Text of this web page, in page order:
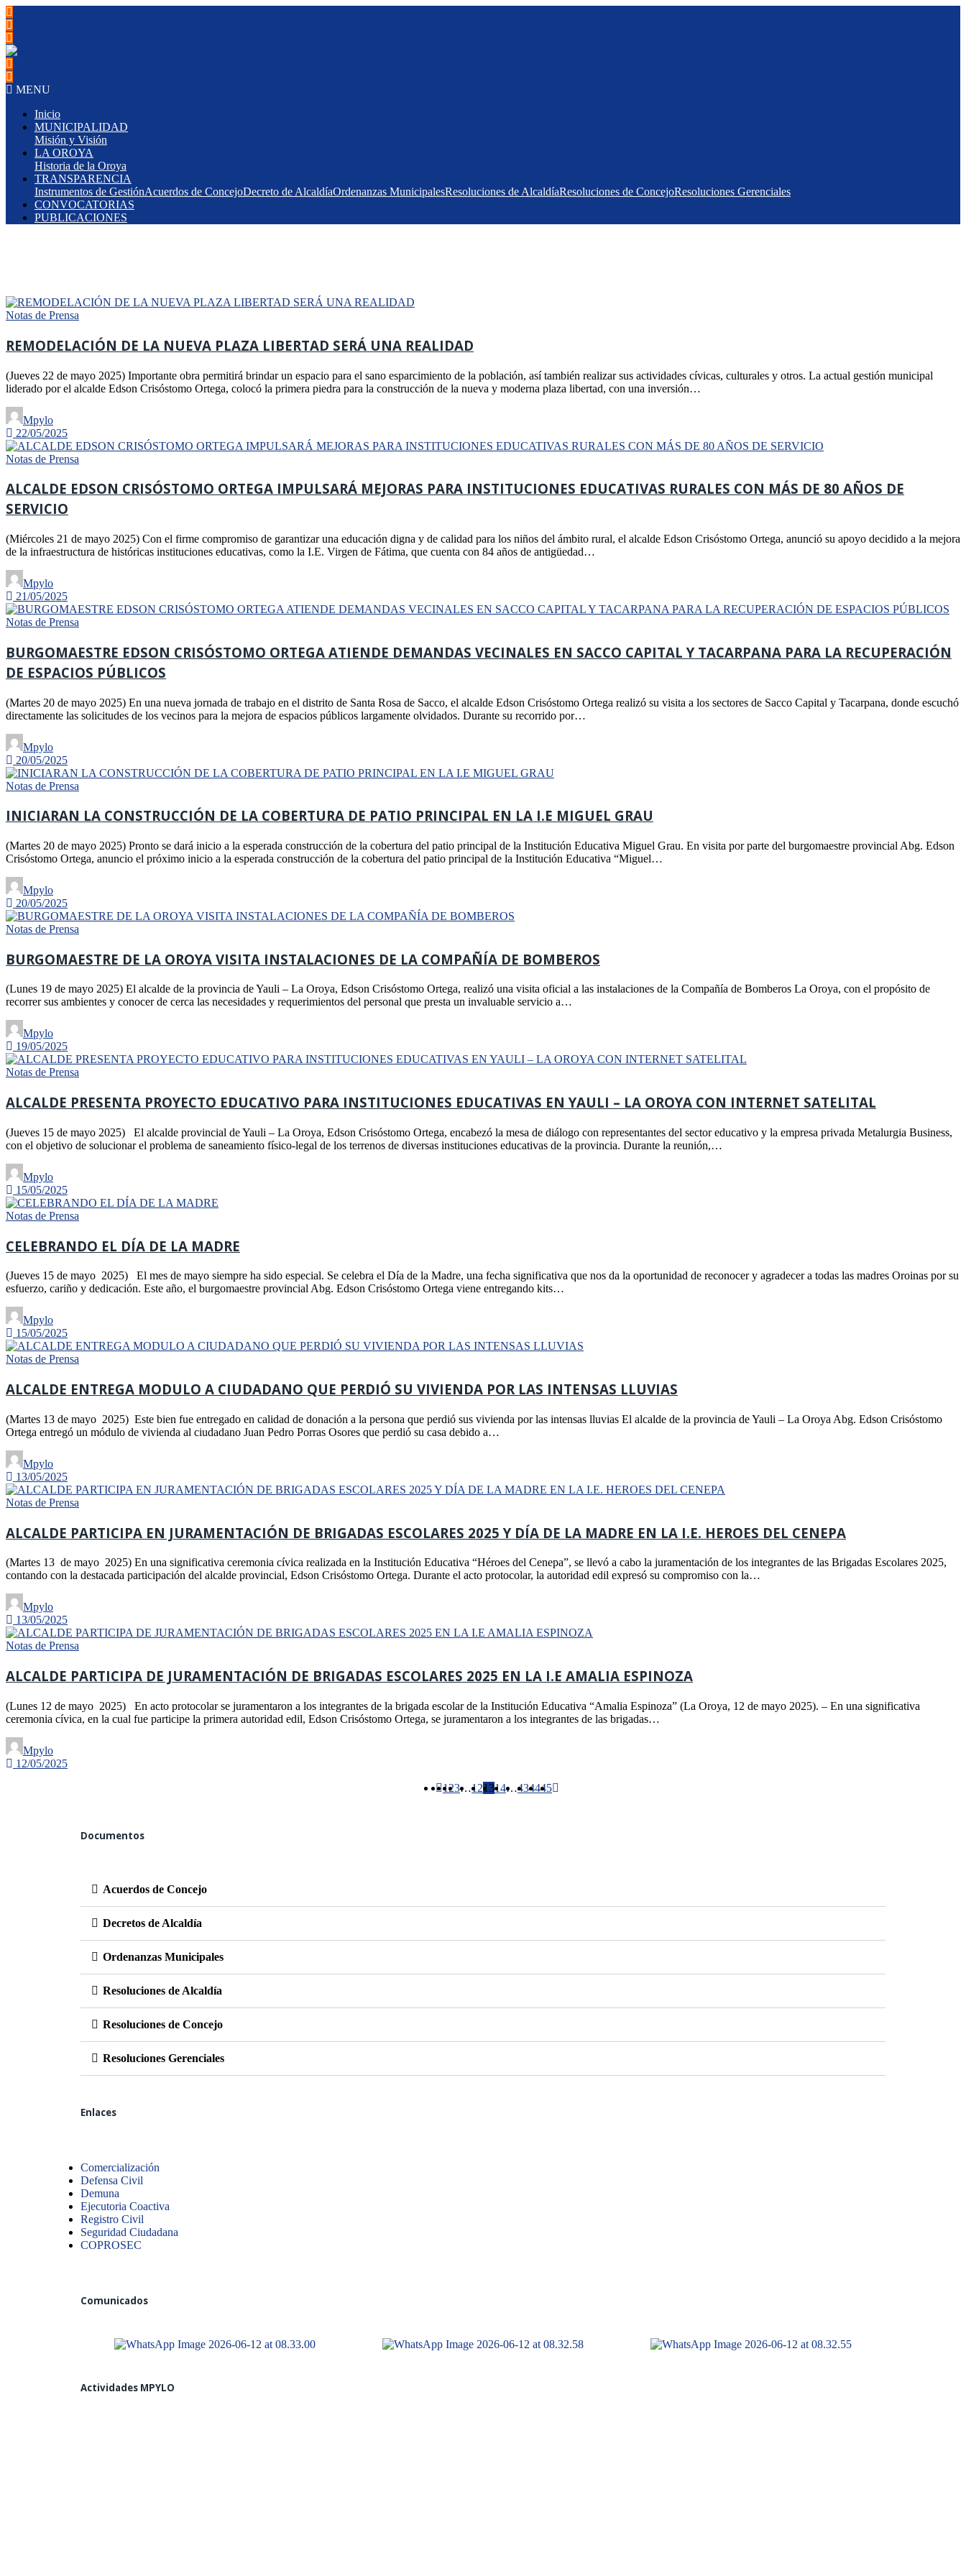
MENU
Inicio
MUNICIPALIDAD
Misión y Visión
LA OROYA
Historia de la Oroya
TRANSPARENCIA
Instrumentos de GestiónAcuerdos de ConcejoDecreto de AlcaldíaOrdenanzas MunicipalesResoluciones de AlcaldíaResoluciones de ConcejoResoluciones Gerenciales
CONVOCATORIAS
PUBLICACIONES
Notas de Prensa
REMODELACIÓN DE LA NUEVA PLAZA LIBERTAD SERÁ UNA REALIDAD
(Jueves 22 de mayo 2025) Importante obra permitirá brindar un espacio para el sano esparcimiento de la población, así también realizar sus actividades cívicas, culturales y otros. La actual gestión municipal
liderado por el alcalde Edson Crisóstomo Ortega, colocó la primera piedra para la construcción de la nueva y moderna plaza libertad, con una inversión…
Mpylo
22/05/2025
Notas de Prensa
ALCALDE EDSON CRISÓSTOMO ORTEGA IMPULSARÁ MEJORAS PARA INSTITUCIONES EDUCATIVAS RURALES CON MÁS DE 80 AÑOS DE
SERVICIO
(Miércoles 21 de mayo 2025) Con el firme compromiso de garantizar una educación digna y de calidad para los niños del ámbito rural, el alcalde Edson Crisóstomo Ortega, anunció su apoyo decidido a la mejora
de la infraestructura de históricas instituciones educativas, como la I.E. Virgen de Fátima, que cuenta con 84 años de antigüedad…
Mpylo
21/05/2025
Notas de Prensa
BURGOMAESTRE EDSON CRISÓSTOMO ORTEGA ATIENDE DEMANDAS VECINALES EN SACCO CAPITAL Y TACARPANA PARA LA RECUPERACIÓN
DE ESPACIOS PÚBLICOS
(Martes 20 de mayo 2025) En una nueva jornada de trabajo en el distrito de Santa Rosa de Sacco, el alcalde Edson Crisóstomo Ortega realizó su visita a los sectores de Sacco Capital y Tacarpana, donde escuchó
directamente las solicitudes de los vecinos para la mejora de espacios públicos largamente olvidados. Durante su recorrido por…
Mpylo
20/05/2025
Notas de Prensa
INICIARAN LA CONSTRUCCIÓN DE LA COBERTURA DE PATIO PRINCIPAL EN LA I.E MIGUEL GRAU
(Martes 20 de mayo 2025) Pronto se dará inicio a la esperada construcción de la cobertura del patio principal de la Institución Educativa Miguel Grau. En visita por parte del burgomaestre provincial Abg. Edson
Crisóstomo Ortega, anuncio el próximo inicio a la esperada construcción de la cobertura del patio principal de la Institución Educativa “Miguel…
Mpylo
20/05/2025
Notas de Prensa
BURGOMAESTRE DE LA OROYA VISITA INSTALACIONES DE LA COMPAÑÍA DE BOMBEROS
(Lunes 19 de mayo 2025) El alcalde de la provincia de Yauli – La Oroya, Edson Crisóstomo Ortega, realizó una visita oficial a las instalaciones de la Compañía de Bomberos La Oroya, con el propósito de
recorrer sus ambientes y conocer de cerca las necesidades y requerimientos del personal que presta un invaluable servicio a…
Mpylo
19/05/2025
Notas de Prensa
ALCALDE PRESENTA PROYECTO EDUCATIVO PARA INSTITUCIONES EDUCATIVAS EN YAULI – LA OROYA CON INTERNET SATELITAL
(Jueves 15 de mayo 2025) El alcalde provincial de Yauli – La Oroya, Edson Crisóstomo Ortega, encabezó la mesa de diálogo con representantes del sector educativo y la empresa privada Metalurgia Business,
con el objetivo de solucionar el problema de saneamiento físico-legal de los terrenos de diversas instituciones educativas de la provincia. Durante la reunión,…
Mpylo
15/05/2025
Notas de Prensa
CELEBRANDO EL DÍA DE LA MADRE
(Jueves 15 de mayo 2025) El mes de mayo siempre ha sido especial. Se celebra el Día de la Madre, una fecha significativa que nos da la oportunidad de reconocer y agradecer a todas las madres Oroinas por su
esfuerzo, cariño y dedicación. Este año, el burgomaestre provincial Abg. Edson Crisóstomo Ortega viene entregando kits…
Mpylo
15/05/2025
Notas de Prensa
ALCALDE ENTREGA MODULO A CIUDADANO QUE PERDIÓ SU VIVIENDA POR LAS INTENSAS LLUVIAS
(Martes 13 de mayo 2025) Este bien fue entregado en calidad de donación a la persona que perdió sus vivienda por las intensas lluvias El alcalde de la provincia de Yauli – La Oroya Abg. Edson Crisóstomo
Ortega entregó un módulo de vivienda al ciudadano Juan Pedro Porras Osores que perdió su casa debido a…
Mpylo
13/05/2025
Notas de Prensa
ALCALDE PARTICIPA EN JURAMENTACIÓN DE BRIGADAS ESCOLARES 2025 Y DÍA DE LA MADRE EN LA I.E. HEROES DEL CENEPA
(Martes 13 de mayo 2025) En una significativa ceremonia cívica realizada en la Institución Educativa “Héroes del Cenepa”, se llevó a cabo la juramentación de los integrantes de las Brigadas Escolares 2025,
contando con la destacada participación del alcalde provincial, Edson Crisóstomo Ortega. Durante el acto protocolar, la autoridad edil expresó su compromiso con la…
Mpylo
13/05/2025
Notas de Prensa
ALCALDE PARTICIPA DE JURAMENTACIÓN DE BRIGADAS ESCOLARES 2025 EN LA I.E AMALIA ESPINOZA
(Lunes 12 de mayo 2025) En acto protocolar se juramentaron a los integrantes de la brigada escolar de la Institución Educativa “Amalia Espinoza” (La Oroya, 12 de mayo 2025). – En una significativa
ceremonia cívica, en la cual fue participe la primera autoridad edil, Edson Crisóstomo Ortega, se juramentaron a los integrantes de las brigadas…
Mpylo
12/05/2025
123…121314…434445
Documentos
Acuerdos de Concejo
Decretos de Alcaldía
Ordenanzas Municipales
Resoluciones de Alcaldía
Resoluciones de Concejo
Resoluciones Gerenciales
Enlaces
Comercialización
Defensa Civil
Demuna
Ejecutoria Coactiva
Registro Civil
Seguridad Ciudadana
COPROSEC
Comunicados
Actividades MPYLO